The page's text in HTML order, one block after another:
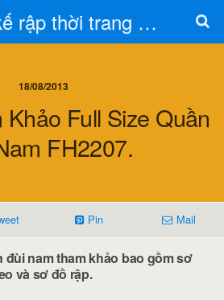
TT thiết kế rập thời trang Toán Trần
18/08/2013
Full Size Quần
FH2207.
Pin Mail
đùi nam tham khảo bao gồm sơ
và sơ đồ rập.